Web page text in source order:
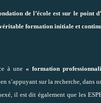
de l’école est sur le point
formation initiale et
à une « formation
s’appuyant sur la recherche,
il est dit également que les